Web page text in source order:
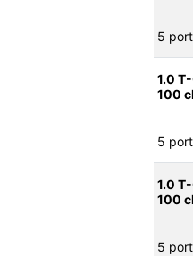
5
1.0
100
5
1.0
100
5